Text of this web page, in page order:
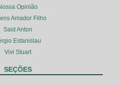
Opinião
Amador Filho
Said Anton
Estanislau
Vivi Stuart
SEÇÕES